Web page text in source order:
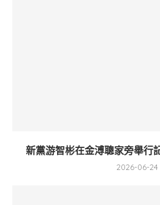
新黨游智彬在金溥聰家旁舉
2026-06-24